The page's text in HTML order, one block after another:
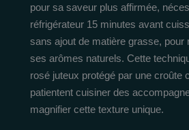
pour sa saveur plus affirmée,
réfrigérateur 15 minutes avant
sans ajout de matière grasse, pour
ses arômes naturels. Cette
rosé juteux protégé par une croûte
patientent cuisiner des
magnifier cette texture unique.